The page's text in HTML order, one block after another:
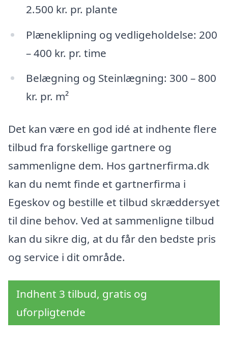
2.500 kr. pr. plante
Plæneklipning og vedligeholdelse: 200
– 400 kr. pr. time
Belægning og Steinlægning: 300 – 800
kr. pr. m²
Det kan være en god idé at indhente flere
tilbud fra forskellige gartnere og
sammenligne dem. Hos gartnerfirma.dk
kan du nemt finde et gartnerfirma i
Egeskov og bestille et tilbud skræddersyet
til dine behov. Ved at sammenligne tilbud
kan du sikre dig, at du får den bedste pris
og service i dit område.
Indhent 3 tilbud, gratis og
uforpligtende